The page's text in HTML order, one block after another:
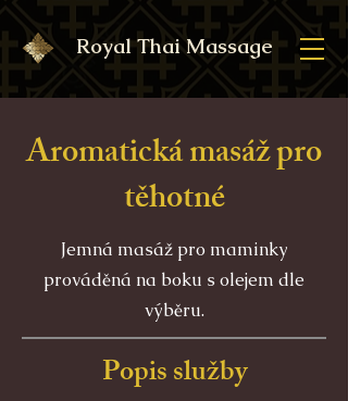
Royal Thai Massage
Aromatická masáž pro
těhotné
Jemná masáž pro maminky
prováděná na boku s olejem dle
výběru.
Popis služby